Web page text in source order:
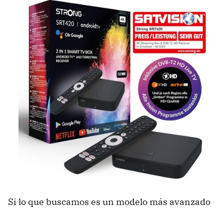
Si lo que buscamos es un modelo más avanzado